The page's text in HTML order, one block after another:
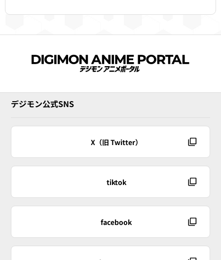
デジモン公式SNS
X（旧 Twitter）
tiktok
facebook